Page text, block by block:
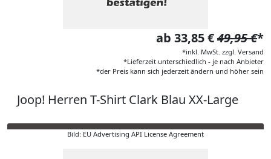
ab 33,85 €49,95 €*
*inkl. MwSt. zzgl. Versand
*Lieferzeit unterschiedlich - je nach Anbieter
*der Preis kann sich jederzeit ändern und höher sein
Joop! Herren T-Shirt Clark Blau XX-Large
Bild: EU Advertising API License Agreement